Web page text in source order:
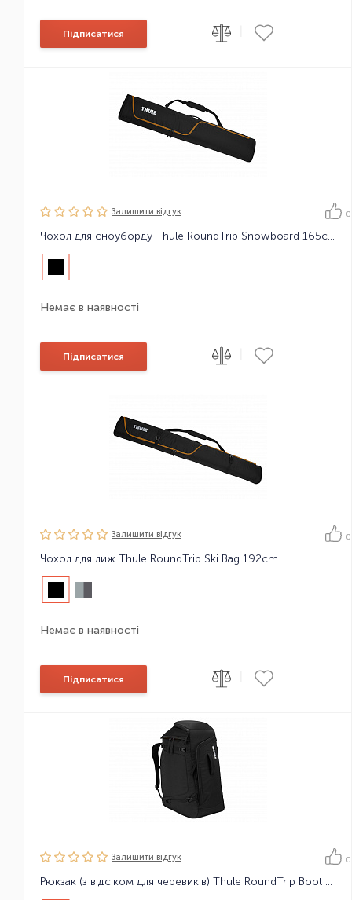
Підписатися
Залишити вiдгук 0
Чохол для сноуборду Thule RoundTrip Snowboard 165cm
Немає в наявності
Підписатися
Залишити вiдгук 0
Чохол для лиж Thule RoundTrip Ski Bag 192cm
Немає в наявності
Підписатися
Залишити вiдгук 0
Рюкзак (з відсіком для черевиків) Thule RoundTrip Boot Backpack 60L